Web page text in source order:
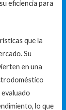
eficiencia para
que la
Su
en una
lo que